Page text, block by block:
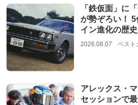
「鉄仮面」に
が勢ぞろい！
イン進化の歴
2026.08.07 ベスト
アレックス・
セッションで